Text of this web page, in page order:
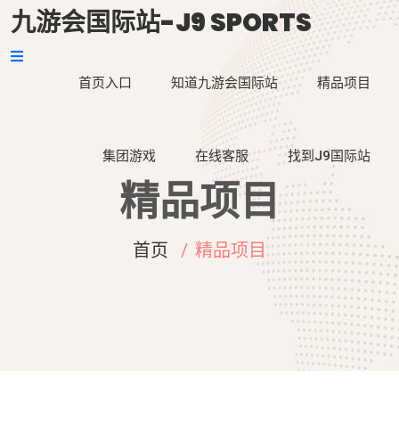
九游会国际站-J9 SPORTS
首页入口 知道九游会国际站 精品项目
集团游戏 在线客服 找到J9国际站
精品项目
首页 精品项目